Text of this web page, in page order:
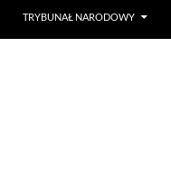
TRYBUNAŁ NARODOWY